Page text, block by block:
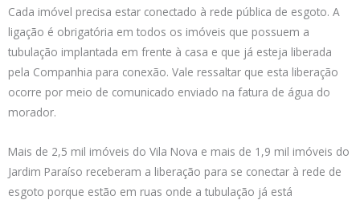
Cada imóvel precisa estar conectado à rede pública de esgoto. A
ligação é obrigatória em todos os imóveis que possuem a
tubulação implantada em frente à casa e que já esteja liberada
pela Companhia para conexão. Vale ressaltar que esta liberação
ocorre por meio de comunicado enviado na fatura de água do
morador.
Mais de 2,5 mil imóveis do Vila Nova e mais de 1,9 mil imóveis do
Jardim Paraíso receberam a liberação para se conectar à rede de
esgoto porque estão em ruas onde a tubulação já está